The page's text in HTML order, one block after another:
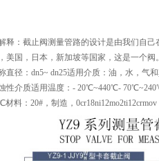
释：截止阀测量管路的设计是由我们自己
，美国，日本，新加坡等国家，这是一个阀
直径：dn5~ dn25适用介质：油，水，气
性介质适用温度：- 20℃~440℃-
材料：20#，制造，0cr18ni12mo2ti12crmov